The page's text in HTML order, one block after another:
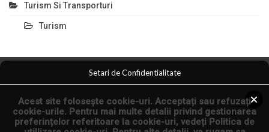
Turism Si Transporturi
Turism
Comert Si Magazine Magazin Online
Anunturi Servicii
Anunturi Online
Arta Fotografica
Setari de Confidentialitate
Acest site folosește cookie-uri. Acceptați sau refuzați
cookie-urile. Pentru mai multe detalii privind gestionarea
preferințelor referitoare la cookie-uri, vedeți Politica de